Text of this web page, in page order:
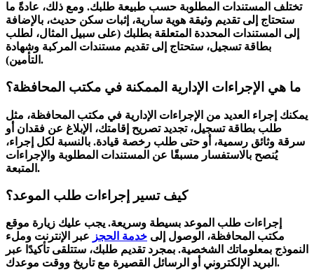
تختلف المستندات المطلوبة حسب طبيعة طلبك. ومع ذلك، عادةً ما
ستحتاج إلى تقديم وثيقة هوية سارية، إثبات سكن حديث، بالإضافة
إلى المستندات المحددة المتعلقة بطلبك (على سبيل المثال، لطلب
بطاقة تسجيل، ستحتاج إلى تقديم مستندات المركبة وشهادة
التأمين).
ما هي الإجراءات الإدارية الممكنة في مكتب المحافظة؟
يمكنك إجراء العديد من الإجراءات الإدارية في مكتب المحافظة، مثل
طلب بطاقة تسجيل، تجديد تصريح إقامتك، الإبلاغ عن فقدان أو
سرقة وثائق رسمية، أو حتى طلب رخصة قيادة. بالنسبة لكل إجراء،
يُنصح بالاستفسار مسبقًا عن المستندات المطلوبة والإجراءات
المتبعة.
كيف تسير إجراءات طلب الموعد؟
إجراءات طلب الموعد بسيطة وسريعة. يجب عليك زيارة موقع
مكتب المحافظة، الوصول إلى خدمة الحجز عبر الإنترنت وملء
النموذج بمعلوماتك الشخصية. بمجرد تقديم طلبك، ستتلقى تأكيدًا عبر
البريد الإلكتروني أو الرسائل القصيرة مع تاريخ ووقت موعدك.